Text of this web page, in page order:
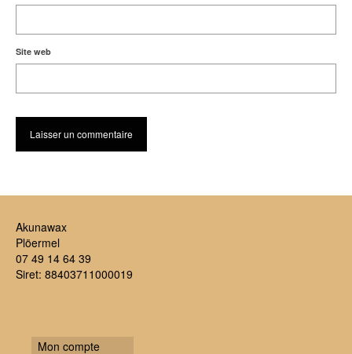
Site web
Akunawax
Plöermel
07 49 14 64 39
Siret: 88403711000019
Mon compte